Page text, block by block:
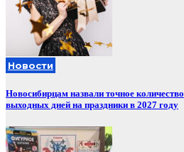
Новости
Новосибирцам назвали точное количество
выходных дней на праздники в 2027 году